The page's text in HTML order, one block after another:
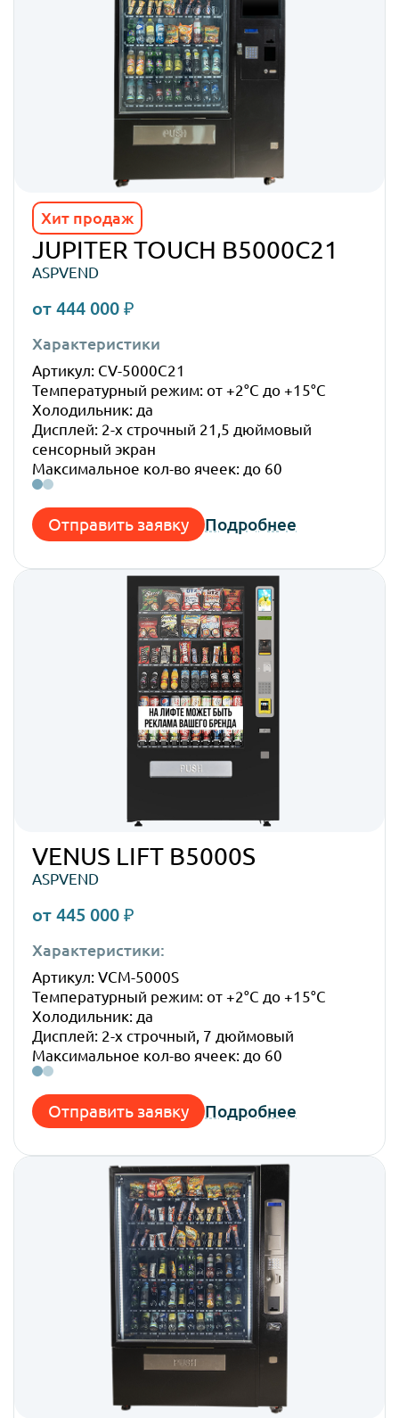
JUPITER TOUCH B5000C21
ASPVEND
Хит продаж
от 444 000 ₽
Характеристики
Артикул: CV-5000C21
Температурный режим: от +2°C до +15°C
Холодильник: да
Дисплей: 2-х строчный 21,5 дюймовый
сенсорный экран
Максимальное кол-во ячеек: до 60
Отправить заявку Подробнее
VENUS LIFT B5000S
ASPVEND
от 445 000 ₽
Характеристики:
Артикул: VCM-5000S
Температурный режим: от +2°C до +15°C
Холодильник: да
Дисплей: 2-х строчный, 7 дюймовый
Максимальное кол-во ячеек: до 60
Отправить заявку Подробнее